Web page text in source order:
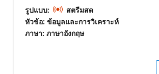
รูปแบบ:
สตรีมสด
หัวข้อ: ข้อมูลและการวิเคราะห์
ภาษา: ภาษาอังกฤษ